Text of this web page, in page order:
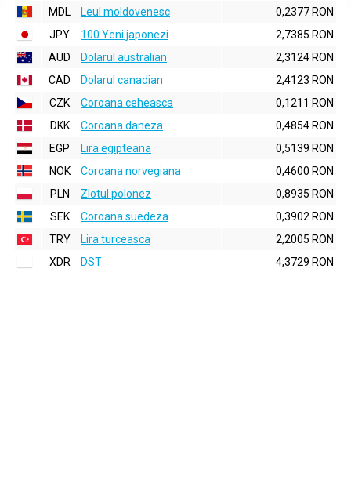
MDL
Leul moldovenesc
0,2377 RON
JPY
100 Yeni japonezi
2,7385 RON
AUD
Dolarul australian
2,3124 RON
CAD
Dolarul canadian
2,4123 RON
CZK
Coroana ceheasca
0,1211 RON
DKK
Coroana daneza
0,4854 RON
EGP
Lira egipteana
0,5139 RON
NOK
Coroana norvegiana
0,4600 RON
PLN
Zlotul polonez
0,8935 RON
SEK
Coroana suedeza
0,3902 RON
TRY
Lira turceasca
2,2005 RON
XDR
DST 4,3729 RON